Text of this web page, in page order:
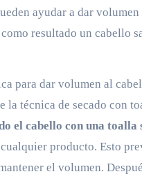
ayudar a dar
resultado un cabello
para dar volumen al
la técnica de secado con
el cabello con una toalla
producto. Esto
el volumen.